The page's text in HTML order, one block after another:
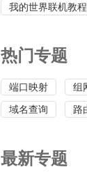
我的世界联机教程
热门专题
端口映射 组
域名查询
路
最新专题